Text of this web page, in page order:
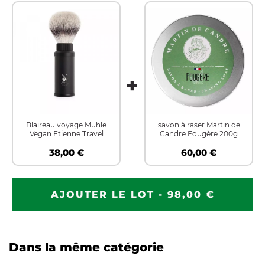
Blaireau voyage Muhle
Vegan Etienne Travel
38,00 €
savon à raser Martin de
Candre Fougère 200g
60,00 €
AJOUTER LE LOT - 98,00 €
Dans la même catégorie